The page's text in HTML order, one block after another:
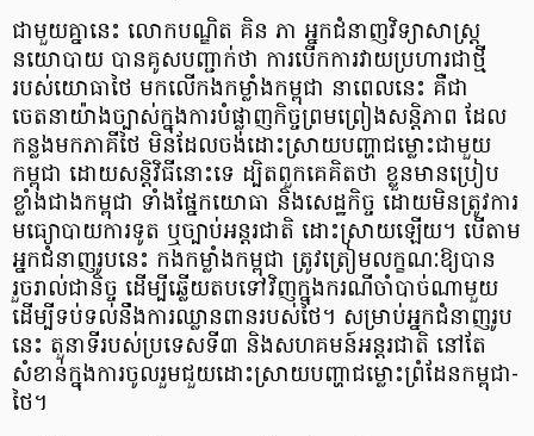
ជាមួយគ្នានេះ លោកបណ្ឌិត គិន ភា អ្នកជំនាញវិទ្យាសាស្រ្ត
នយោបាយ បានគូសបញ្ជាក់ថា ការបើកការវាយប្រហារជាថ្មី
របស់យោធាថៃ មកលើកងកម្លាំងកម្ពុជា នាពេលនេះ គឺជា
ចេតនាយ៉ាងច្បាស់ក្នុងការបំផ្លាញកិច្ចព្រមព្រៀងសន្តិភាព ដែល
កន្លងមកភាគីថៃ មិនដែលចង់ដោះស្រាយបញ្ហាជម្លោះជាមួយ
កម្ពុជា ដោយសន្តិវិធីនោះទេ ដ្បិតពួកគេគិតថា ខ្លួនមានប្រៀប
ខ្លាំងជាងកម្ពុជា ទាំងផ្នែកយោធា និងសេដ្ឋកិច្ច ដោយមិនត្រូវការ
មធ្យោបាយការទូត ឬច្បាប់អន្តរជាតិ ដោះស្រាយឡើយ។ បើតាម
អ្នកជំនាញរូបនេះ កងកម្លាំងកម្ពុជា ត្រូវត្រៀមលក្ខណៈឱ្យបាន
រួចរាល់ជានិច្ច ដើម្បីឆ្លើយតបទៅវិញក្នុងករណីចាំបាច់ណាមួយ
ដើម្បីទប់ទល់នឹងការឈ្លានពានរបស់ថៃ។ សម្រាប់អ្នកជំនាញរូប
នេះ តួនាទីរបស់ប្រទេសទី៣ និងសហគមន៍អន្តរជាតិ នៅតែ
សំខាន់ក្នុងការចូលរួមជួយដោះស្រាយបញ្ហាជម្លោះព្រំដែនកម្ពុជា-
ថៃ។